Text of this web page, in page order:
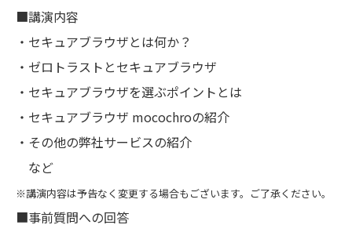
■講演内容
・セキュアブラウザとは何か？
・ゼロトラストとセキュアブラウザ
・セキュアブラウザを選ぶポイントとは
・セキュアブラウザ mocochroの紹介
・その他の弊社サービスの紹介
など
※講演内容は予告なく変更する場合もございます。ご了承ください。
■事前質問への回答